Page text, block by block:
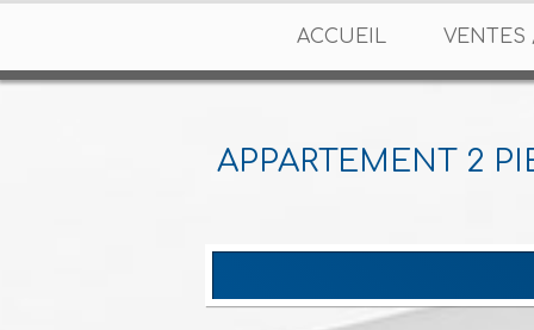
ACCUEIL VENTES
APPARTEMENT 2